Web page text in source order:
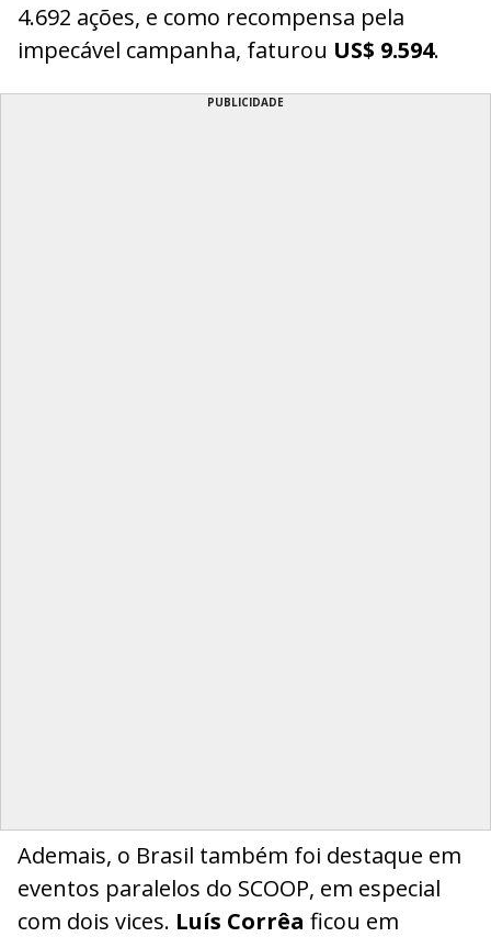
4.692 ações, e como recompensa pela
impecável campanha, faturou US$ 9.594.
PUBLICIDADE
Ademais, o Brasil também foi destaque em
eventos paralelos do SCOOP, em especial
com dois vices. Luís Corrêa ficou em